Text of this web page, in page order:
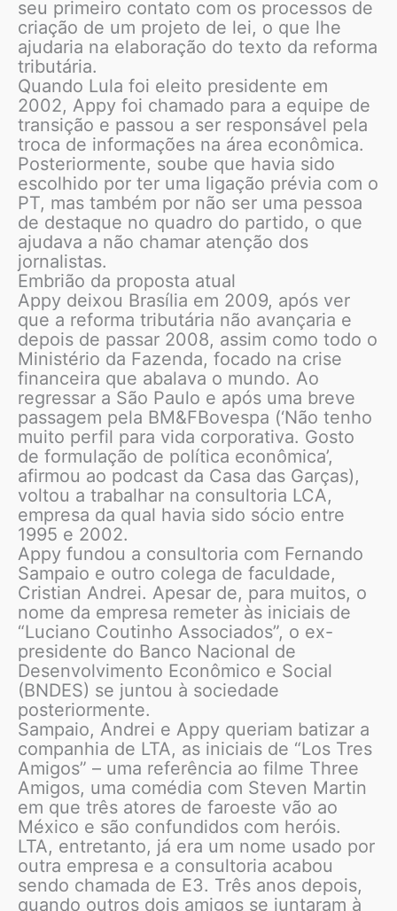
seu primeiro contato com os processos de
criação de um projeto de lei, o que lhe
ajudaria na elaboração do texto da reforma
tributária.
Quando Lula foi eleito presidente em
2002, Appy foi chamado para a equipe de
transição e passou a ser responsável pela
troca de informações na área econômica.
Posteriormente, soube que havia sido
escolhido por ter uma ligação prévia com o
PT, mas também por não ser uma pessoa
de destaque no quadro do partido, o que
ajudava a não chamar atenção dos
jornalistas.
Embrião da proposta atual
Appy deixou Brasília em 2009, após ver
que a reforma tributária não avançaria e
depois de passar 2008, assim como todo o
Ministério da Fazenda, focado na crise
financeira que abalava o mundo. Ao
regressar a São Paulo e após uma breve
passagem pela BM&FBovespa (‘Não tenho
muito perfil para vida corporativa. Gosto
de formulação de política econômica’,
afirmou ao podcast da Casa das Garças),
voltou a trabalhar na consultoria LCA,
empresa da qual havia sido sócio entre
1995 e 2002.
Appy fundou a consultoria com Fernando
Sampaio e outro colega de faculdade,
Cristian Andrei. Apesar de, para muitos, o
nome da empresa remeter às iniciais de
“Luciano Coutinho Associados”, o ex-
presidente do Banco Nacional de
Desenvolvimento Econômico e Social
(BNDES) se juntou à sociedade
posteriormente.
Sampaio, Andrei e Appy queriam batizar a
companhia de LTA, as iniciais de “Los Tres
Amigos” – uma referência ao filme Three
Amigos, uma comédia com Steven Martin
em que três atores de faroeste vão ao
México e são confundidos com heróis.
LTA, entretanto, já era um nome usado por
outra empresa e a consultoria acabou
sendo chamada de E3. Três anos depois,
quando outros dois amigos se juntaram à